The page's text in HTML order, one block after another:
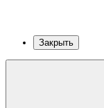
Закрыть